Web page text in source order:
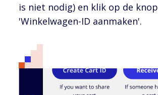
is niet nodig) en klik op de knop
'Winkelwagen-ID aanmaken'.